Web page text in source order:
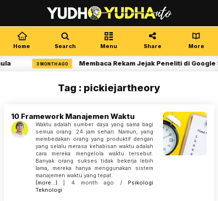
Home Search Menu Share More
3 MONTH AGO Membaca Rekam Jejak Peneliti di Google
Tag : pickiejartheory
10 Framework Manajemen Waktu
Waktu adalah sumber daya yang sama bagi
semua orang: 24 jam sehari. Namun, yang
membedakan orang yang produktif dengan
yang selalu merasa kehabisan waktu adalah
cara mereka mengelola waktu tersebut.
Banyak orang sukses tidak bekerja lebih
lama, mereka hanya menggunakan sistem
manajemen waktu yang tepat.
(more…) | 4 month ago / Psikologi
Teknologi